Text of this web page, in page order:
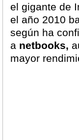
el gigante de
el año 2010
según ha
a netbooks,
mayor